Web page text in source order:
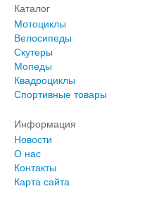
Каталог
Мотоциклы
Велосипеды
Скутеры
Мопеды
Квадроциклы
Спортивные товары
Информация
Новости
О нас
Контакты
Карта сайта